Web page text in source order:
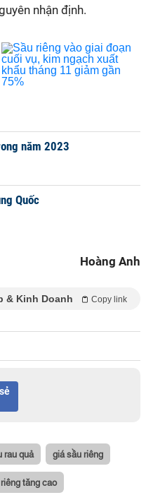
nhận định.
năm 2023
Quốc
Hoàng Anh
& Kinh Doanh Copy link
rau quả giá sầu riêng
tăng cao